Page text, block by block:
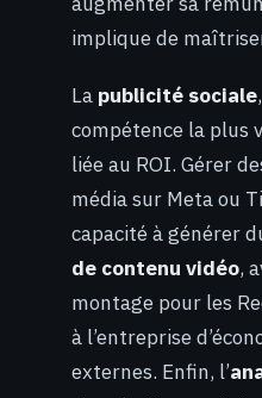
implique de
La publicité sociale
compétence la plus
liée au ROI. Gérer
média sur Meta ou
capacité à générer
de contenu vidéo,
montage pour les
à l’entreprise
externes. Enfin, l’